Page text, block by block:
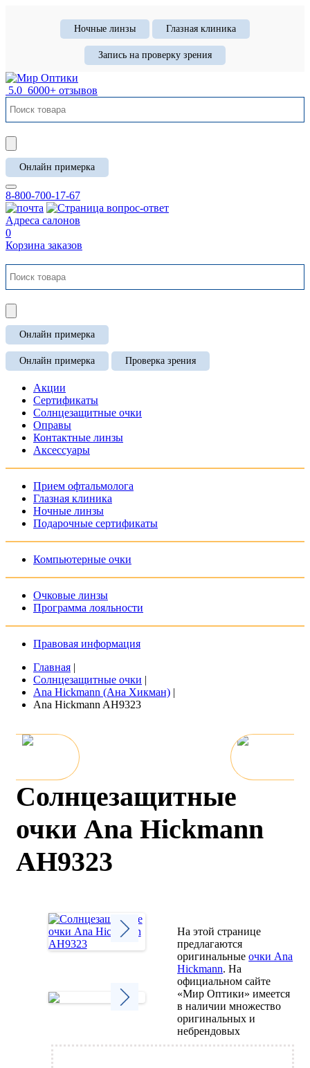
Ночные линзы Глазная клиника
Запись на проверку зрения
5.0 6000+ отзывов
Онлайн примерка
8-800-700-17-67
Адреса салонов
0
Корзина заказов
Онлайн примерка
Онлайн примерка Проверка зрения
Акции
Сертификаты
Солнцезащитные очки
Оправы
Контактные линзы
Аксессуары
Прием офтальмолога
Глазная клиника
Ночные линзы
Подарочные сертификаты
Компьютерные очки
Очковые линзы
Программа лояльности
Правовая информация
Главная |
Солнцезащитные очки |
Ana Hickmann (Ана Хикман) |
Ana Hickmann AH9323
Солнцезащитные
очки Ana Hickmann
AH9323
На этой странице
предлагаются
оригинальныеочки Ana
Hickmann. На
официальном сайте
«Мир Оптики» имеется
в наличии множество
оригинальных и
небрендовых